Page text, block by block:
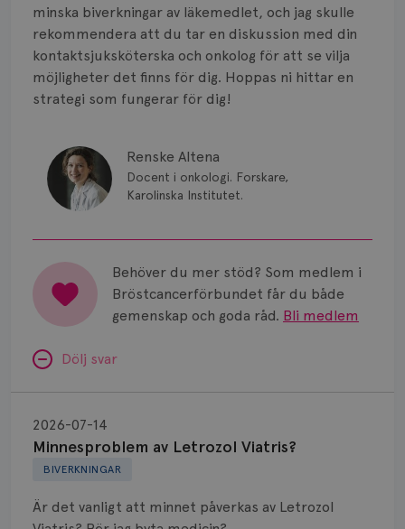
minska biverkningar av läkemedlet, och jag skulle
rekommendera att du tar en diskussion med din
kontaktsjuksköterska och onkolog för att se vilja
möjligheter det finns för dig. Hoppas ni hittar en
strategi som fungerar för dig!
Renske Altena
Docent i onkologi. Forskare,
Karolinska Institutet.
Behöver du mer stöd? Som medlem i
Bröstcancerförbundet får du både
gemenskap och goda råd. Bli medlem
Dölj svar
BIVERKNINGAR
Minnesproblem av Letrozol Viatris?
2026-07-14
Är det vanligt att minnet påverkas av Letrozol
Letrozol
Viatris?